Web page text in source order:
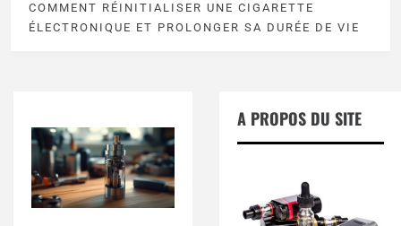
COMMENT RÉINITIALISER UNE CIGARETTE
ÉLECTRONIQUE ET PROLONGER SA DURÉE DE VIE
A PROPOS DU SITE